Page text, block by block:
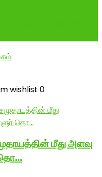
wishlist 0
மீது அளவு
தொ…